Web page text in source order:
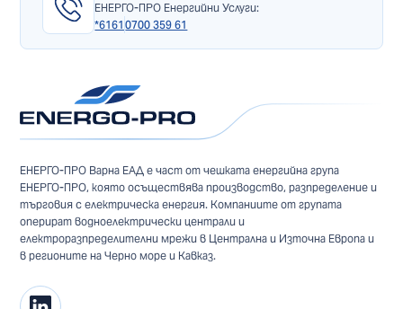
ЕНЕРГО-ПРО Енергийни Услуги:
*6161 0700 359 61
ЕНЕРГО-ПРО Варна ЕАД е част от чешката енергийна група
ЕНЕРГО-ПРО, която осъществява производство, разпределение и
търговия с електрическа енергия. Компаниите от групата
оперират водноелектрически централи и
електроразпределителни мрежи в Централна и Източна Европа и
в регионите на Черно море и Кавказ.